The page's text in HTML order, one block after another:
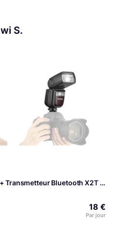
S.
+ Transmetteur Bluetooth X2T
18 €
Par jour